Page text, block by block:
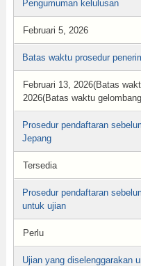
Pengumuman kelulusan
Februari 5, 2026
Batas waktu prosedur
Februari 13, 2026(Batas
2026(Batas waktu
Prosedur pendaftaran
Jepang
Tersedia
Prosedur pendaftaran
untuk ujian
Perlu
Ujian yang diselenggarakan